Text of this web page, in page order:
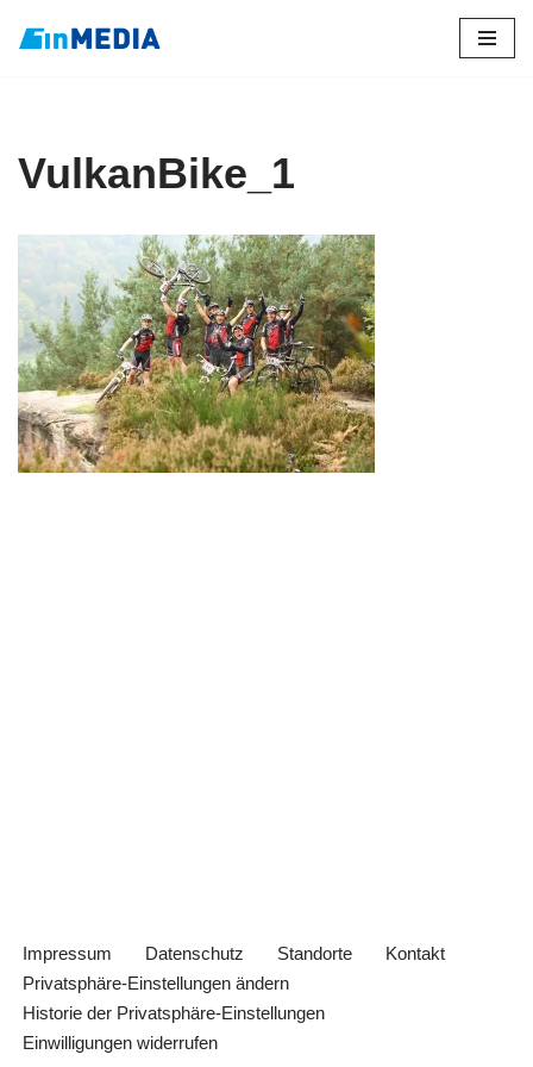
VulkanBike_1
Impressum Datenschutz Standorte
Kontakt
Privatsphäre-Einstellungen ändern
Historie der Privatsphäre-Einstellungen
Einwilligungen widerrufen